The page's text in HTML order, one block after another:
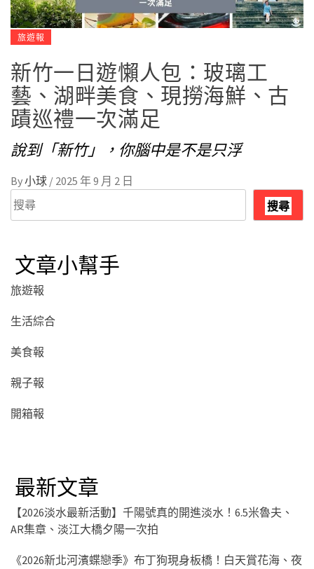
旅遊報
新竹一日遊懶人包：玻璃工
藝、湖畔美食、現撈海鮮、古
蹟巡禮一次滿足
說到「新竹」，你腦中是不是只浮
By小球 / 2025 年 9 月 2 日
搜
尋
搜尋
文章小幫手
旅遊報
生活綜合
美食報
親子報
開箱報
最新文章
【2026淡水最新活動】千陽號真的開進淡水！6.5米魯夫、
AR集章、淡江大橋夕陽一次拍
《2026新北河濱蝶戀季》布丁狗現身板橋！白天賞花海、夜